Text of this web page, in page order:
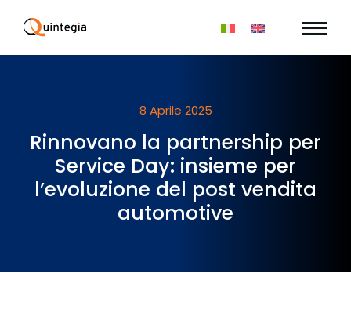
8 Aprile 2025
Rinnovano la partnership per
Service Day: insieme per
l’evoluzione del post vendita
automotive